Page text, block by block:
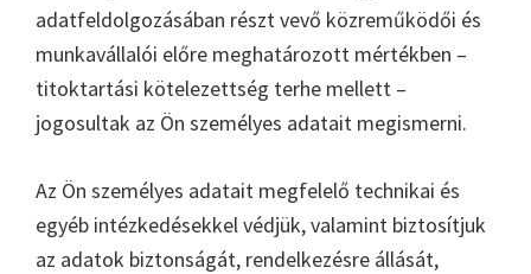
adatfeldolgozásában részt vevő közreműködői és
munkavállalói előre meghatározott mértékben –
titoktartási kötelezettség terhe mellett –
jogosultak az Ön személyes adatait megismerni.
Az Ön személyes adatait megfelelő technikai és
egyéb intézkedésekkel védjük, valamint biztosítjuk
az adatok biztonságát, rendelkezésre állását,